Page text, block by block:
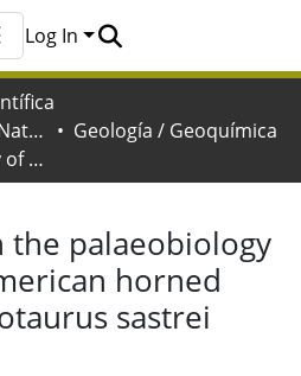
All of Naturalis
Log In
Facultad de Ciencias Naturales y Museo
Geología / Geoquímica
On the palaeobiology of the South American horned theropod Carnotaurus sastrei Bonaparte
the palaeobiology
horned
sastrei